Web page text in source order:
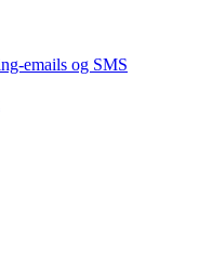
emails og SMS